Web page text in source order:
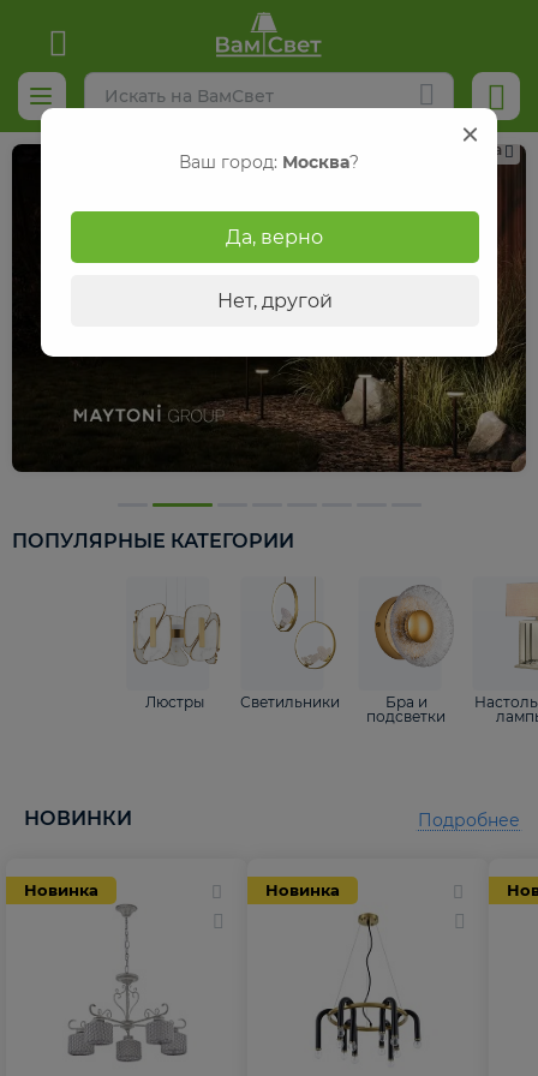
Реклама
ПОПУЛЯРНЫЕ КАТЕГОРИИ
Люстры Светильники
Бра и
подсветки
НОВИНКИ
Новинка Новинка
Подробнее
Ваш город: Москва?
Да, верно
Нет, другой